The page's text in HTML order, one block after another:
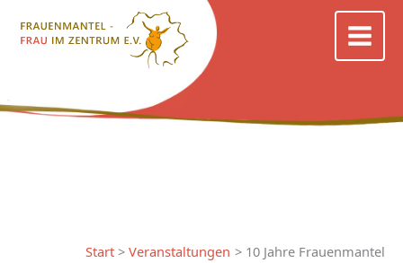
Inhalt
Start Veranstaltungen 10 Jahre Frauenmantel